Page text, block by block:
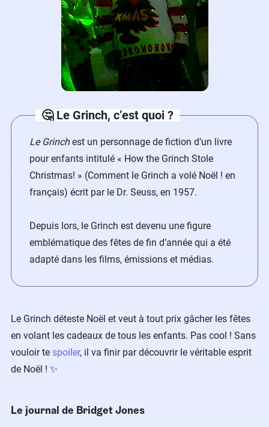
🤔 Le Grinch, c’est quoi ?
Le Grinchest un personnage de fiction d’un livre
pour enfants intitulé « How the Grinch Stole
Christmas! » (Comment le Grinch a volé Noël ! en
français) écrit par le Dr. Seuss, en 1957.
Depuis lors, le Grinch est devenu une figure
emblématique des fêtes de fin d’année qui a été
adapté dans les films, émissions et médias.
Le Grinch déteste Noël et veut à tout prix gâcher les fêtes
en volant les cadeaux de tous les enfants. Pas cool ! Sans
vouloir te spoiler, il va finir par découvrir le véritable esprit
de Noël ! ✨
Le journal de Bridget Jones